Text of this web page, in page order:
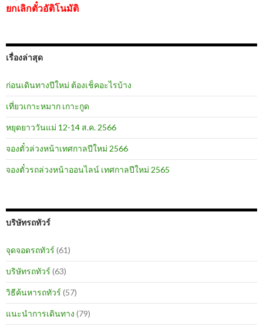
ยกเลิกตั๋วอัติโนมัติ
เรื่องล่าสุด
ก่อนเดินทางปีใหม่ ต้องเช็คอะไรบ้าง
เที่ยวเกาะหมาก เกาะกูด
หยุดยาววันแม่ 12-14 ส.ค. 2566
จองตั๋วล่วงหน้าเทศกาลปีใหม่ 2566
จองตั๋วรถล่วงหน้าออนไลน์ เทศกาลปีใหม่ 2565
บริษัทรถทัวร์
จุดจอดรถทัวร์ (61)
บริษัทรถทัวร์ (63)
วิธีค้นหารถทัวร์ (57)
แนะนำการเดินทาง (79)